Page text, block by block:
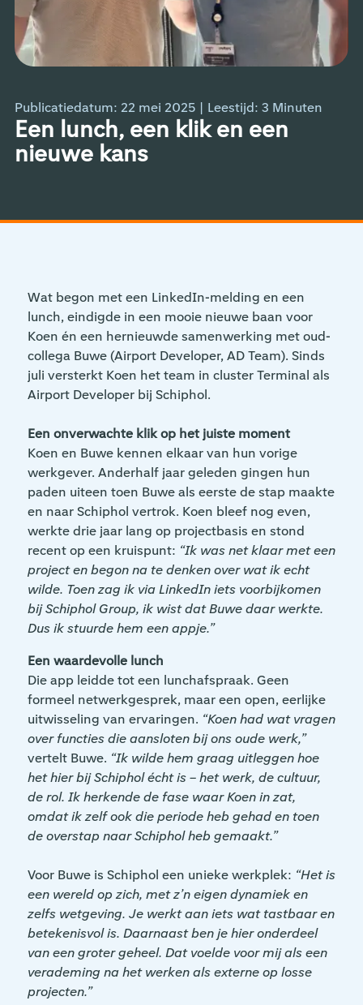
Een lunch, een klik en een
nieuwe kans
Publicatiedatum: 22 mei 2025 | Leestijd: 3 Minuten
Wat begon met een LinkedIn-melding en een
lunch, eindigde in een mooie nieuwe baan voor
Koen én een hernieuwde samenwerking met oud-
collega Buwe (Airport Developer, AD Team). Sinds
juli versterkt Koen het team in cluster Terminal als
Airport Developer bij Schiphol.
Een onverwachte klik op het juiste moment
Koen en Buwe kennen elkaar van hun vorige
werkgever. Anderhalf jaar geleden gingen hun
paden uiteen toen Buwe als eerste de stap maakte
en naar Schiphol vertrok. Koen bleef nog even,
werkte drie jaar lang op projectbasis en stond
recent op een kruispunt: “Ik was net klaar met een
project en begon na te denken over wat ik echt
wilde. Toen zag ik via LinkedIn iets voorbijkomen
bij Schiphol Group, ik wist dat Buwe daar werkte.
Dus ik stuurde hem een appje.”
Een waardevolle lunch
Die app leidde tot een lunchafspraak. Geen
formeel netwerkgesprek, maar een open, eerlijke
uitwisseling van ervaringen. “Koen had wat vragen
over functies die aansloten bij ons oude werk,”
vertelt Buwe. “Ik wilde hem graag uitleggen hoe
het hier bij Schiphol écht is – het werk, de cultuur,
de rol. Ik herkende de fase waar Koen in zat,
omdat ik zelf ook die periode heb gehad en toen
de overstap naar Schiphol heb gemaakt.”
Voor Buwe is Schiphol een unieke werkplek: “Het is
een wereld op zich, met z’n eigen dynamiek en
zelfs wetgeving. Je werkt aan iets wat tastbaar en
betekenisvol is. Daarnaast ben je hier onderdeel
van een groter geheel. Dat voelde voor mij als een
verademing na het werken als externe op losse
projecten.”